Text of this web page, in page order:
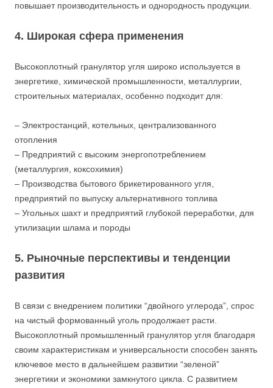
повышает производительность и однородность продукции.
4. Широкая сфера применения
Высокоплотный гранулятор угля широко используется в
энергетике, химической промышленности, металлургии,
строительных материалах, особенно подходит для:
– Электростанций, котельных, централизованного
отопления
– Предприятий с высоким энергопотреблением
(металлургия, коксохимия)
– Производства бытового брикетированного угля,
предприятий по выпуску альтернативного топлива
– Угольных шахт и предприятий глубокой переработки, для
утилизации шлама и породы
5. Рыночные перспективы и тенденции
развития
В связи с внедрением политики “двойного углерода”, спрос
на чистый формованный уголь продолжает расти.
Высокоплотный промышленный гранулятор угля благодаря
своим характеристикам и универсальности способен занять
ключевое место в дальнейшем развитии “зеленой”
энергетики и экономики замкнутого цикла. С развитием